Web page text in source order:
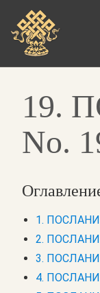
main
content
19.
No.
1.
2.
3.
4.